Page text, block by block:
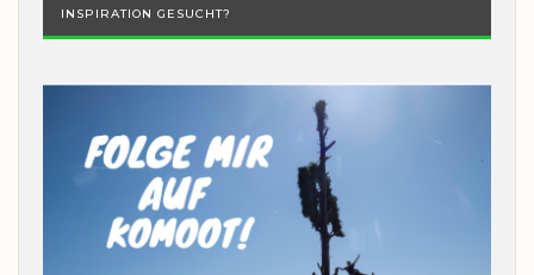
INSPIRATION GESUCHT?